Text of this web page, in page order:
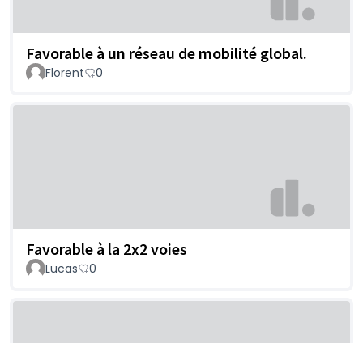
Favorable à un réseau de mobilité global.
Florent 0
Favorable à la 2x2 voies
Lucas 0